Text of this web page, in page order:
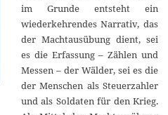
im Grunde entsteht ein
wiederkehrendes Narrativ, das
der Machtausübung dient, sei
es die Erfassung – Zählen und
Messen – der Wälder, sei es die
der Menschen als Steuerzahler
und als Soldaten für den Krieg.